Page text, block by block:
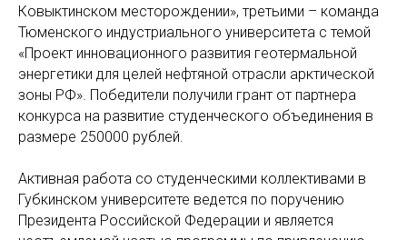
Ковыктинском месторождении», третьими – команда
Тюменского индустриального университета с темой
«Проект инновационного развития геотермальной
энергетики для целей нефтяной отрасли арктической
зоны РФ». Победители получили грант от партнера
конкурса на развитие студенческого объединения в
размере 250000 рублей.
Активная работа со студенческими коллективами в
Губкинском университете ведется по поручению
Президента Российской Федерации и является